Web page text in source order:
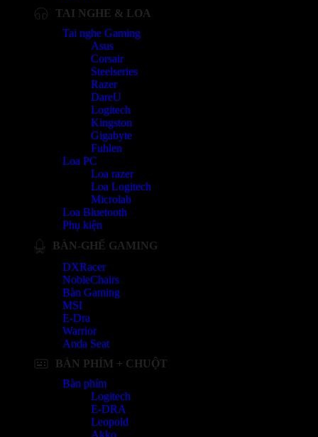
TAI NGHE & LOA
Tai nghe Gaming
Asus
Corsair
Steelseries
Razer
DareU
Logitech
Kingston
Gigabyte
Fuhlen
Loa PC
Loa razer
Loa Logitech
Microlab
Loa Bluetooth
Phụ kiện
BÀN-GHẾ GAMING
DXRacer
NobleChairs
Bàn Gaming
MSI
E-Dra
Warrior
Anda Seat
BÀN PHÍM + CHUỘT
Bàn phím
Logitech
E-DRA
Leopold
Akko